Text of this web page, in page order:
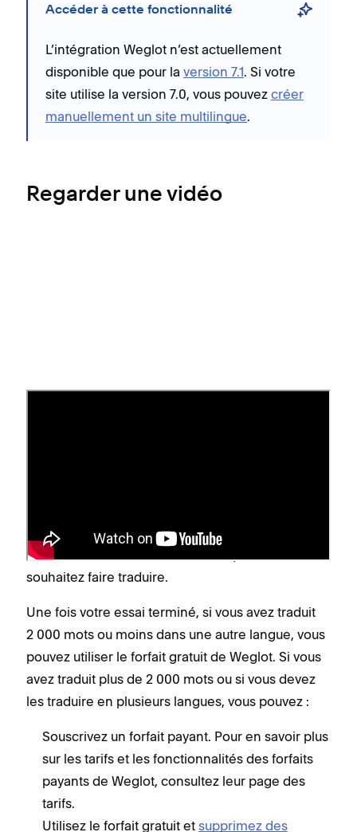
Accéder à cette fonctionnalité
L’intégration Weglot n’est actuellement
disponible que pour la version 7.1. Si votre
site utilise la version 7.0, vous pouvez créer
manuellement un site multilingue.
Regarder une vidéo
maximum dans une autre langue. Cela inclut tous
lese-mails de notifications client
souhaitez faire traduire.
Une fois votre essai terminé, si vous avez traduit
2 000 mots ou moins dans une autre langue, vous
pouvez utiliser le forfait gratuit de Weglot. Si vous
avez traduit plus de 2 000 mots ou si vous devez
les traduire en plusieurs langues, vous pouvez :
Souscrivez un forfait payant. Pour en savoir plus
sur les tarifs et les fonctionnalités des forfaits
payants de Weglot, consultez leur page des
tarifs.
Utilisez le forfait gratuit et supprimez des